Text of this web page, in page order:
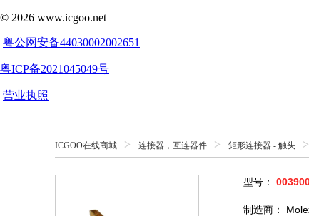
ICGOO在线商城 > 连接器，互连器件 > 矩形连接器 - 触头 >
型号：
制造商：